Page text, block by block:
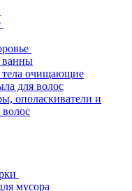
ванны
тела очищающие
для волос
ополаскиватели и
волос
мусора